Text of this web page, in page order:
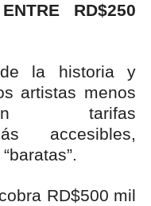
RD$250
la historia y
artistas menos
tarifas
accesibles,
cobra RD$500 mil